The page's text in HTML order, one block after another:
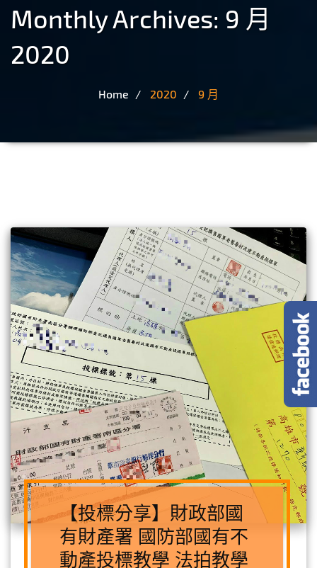
Monthly Archives: 9 月
2020
Home 2020 9 月
【投標分享】財政部國
有財產署 國防部國有不
動產投標教學 法拍教學